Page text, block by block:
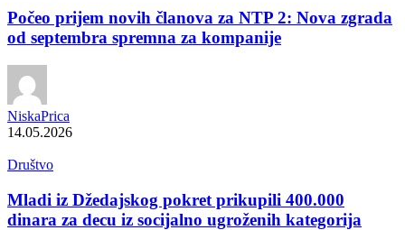
Počeo prijem novih članova za NTP 2: Nova zgrada
od septembra spremna za kompanije
NiskaPrica
14.05.2026
Društvo
Mladi iz Džedajskog pokret prikupili 400.000
dinara za decu iz socijalno ugroženih kategorija